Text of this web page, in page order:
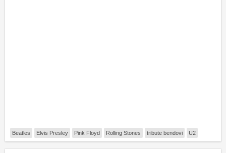
Beatles Elvis Presley Pink Floyd Rolling Stones tribute bendovi U2